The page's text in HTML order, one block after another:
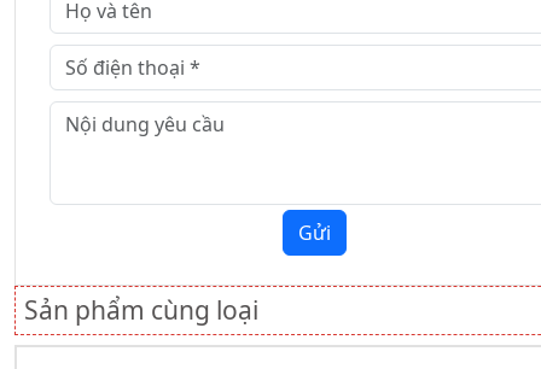
Gửi
Sản phẩm cùng loại